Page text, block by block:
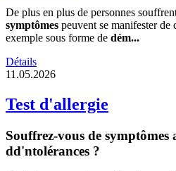
De plus en plus de personnes
symptômes peuvent se manifester de
exemple sous forme de dém...
Détails
11.05.2026
Test d'allergie
Souffrez-vous de symptômes
dd'ntolérances ?